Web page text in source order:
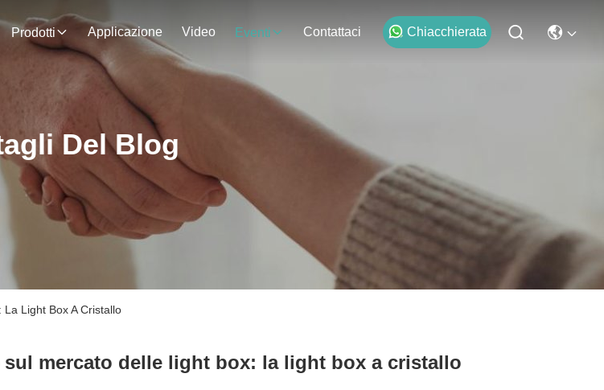
Prodotti Applicazione Video Eventi Contattaci Chiacchierata
Del Blog
Light Box A Cristallo
mercato delle light box: la light box a cristallo